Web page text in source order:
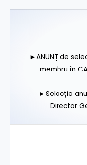
►ANUNȚ de
membru în
►Selecție
Director